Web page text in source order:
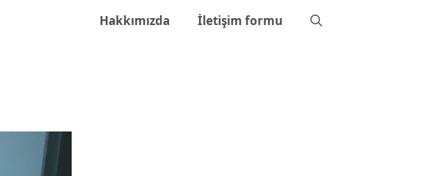
Hakkımızda İletişim formu